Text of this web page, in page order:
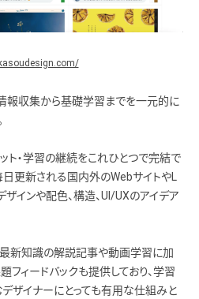
情報収集から基礎学習までを一元的に
ト・学習の継続をこれひとつで完結で
日更新される国内外のWebサイトやL
ザインや配色、構造、UI/UXのアイデア
最新知識の解説記事や動画学習に加
フィードバックも提供しており、学習
ザイナーにとっても有用な仕組みと